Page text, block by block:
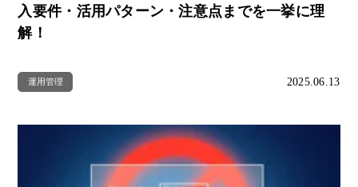
入要件・活用パターン・注意点までを一挙に理
解！
運用管理 2025.06.13